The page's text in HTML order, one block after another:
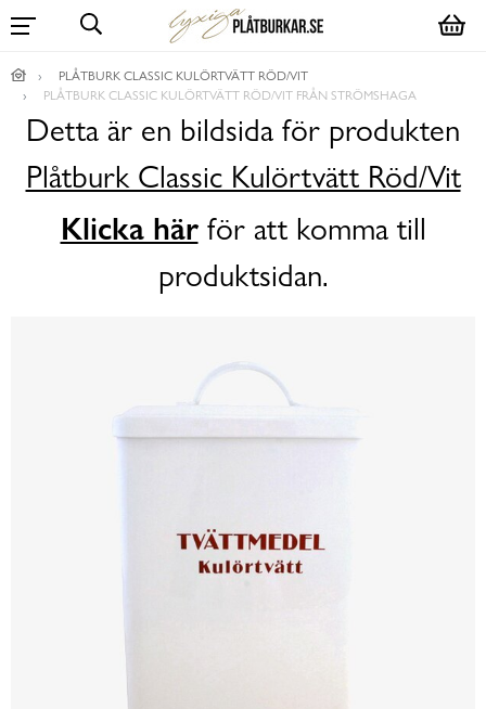
PLÅTBURK CLASSIC KULÖRTVÄTT RÖD/VIT
PLÅTBURK CLASSIC KULÖRTVÄTT RÖD/VIT FRÅN STRÖMSHAGA
Detta är en bildsida för produkten
Plåtburk Classic Kulörtvätt Röd/Vit
Klicka härför att komma till
produktsidan.